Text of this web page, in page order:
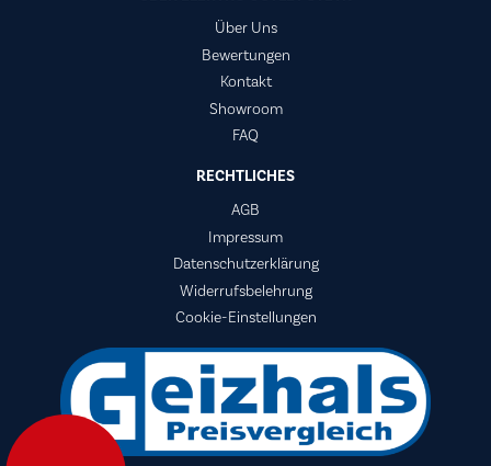
Über Uns
Bewertungen
Kontakt
Showroom
FAQ
RECHTLICHES
AGB
Impressum
Datenschutzerklärung
Widerrufsbelehrung
Cookie-Einstellungen